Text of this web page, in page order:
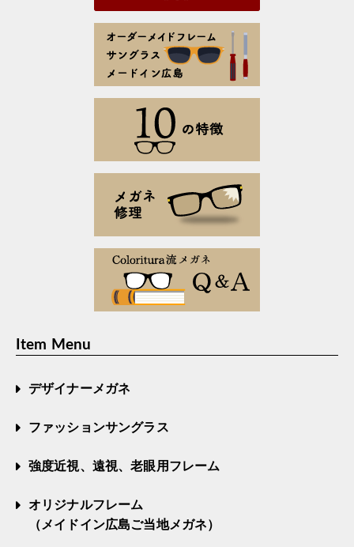
Item Menu
デザイナーメガネ
ファッションサングラス
強度近視、遠視、老眼用フレーム
オリジナルフレーム
（メイドイン広島ご当地メガネ）